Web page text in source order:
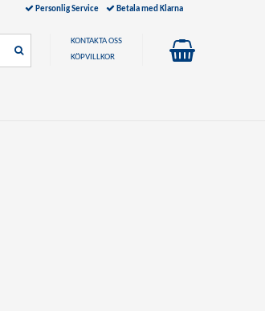
Personlig Service Betala med Klarna
KONTAKTA OSS
KÖPVILLKOR